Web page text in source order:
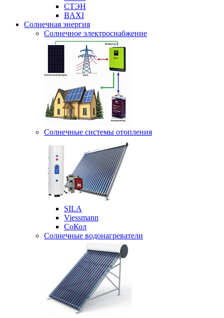
СТЭН
BAXI
Солнечная энергия
Солнечное электроснабжение
Солнечные системы отопления
SILA
Viessmann
СоКол
Солнечные водонагреватели